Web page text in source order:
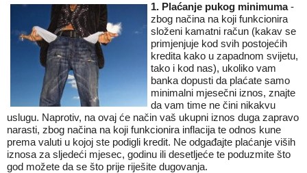
1. Plaćanje pukog minimuma-
zbog načina na koji funkcionira
složeni kamatni račun (kakav se
primjenjuje kod svih postojećih
kredita kako u zapadnom svijetu,
tako i kod nas), ukoliko vam
banka dopusti da plaćate samo
minimalni mjesečni iznos, znajte
da vam time ne čini nikakvu
uslugu. Naprotiv, na ovaj će način vaš ukupni iznos duga zapravo
narasti, zbog načina na koji funkcionira inflacija te odnos kune
prema valuti u kojoj ste podigli kredit. Ne odgađajte plaćanje viših
iznosa za sljedeći mjesec, godinu ili desetljeće te poduzmite što
god možete da se što prije riješite dugovanja.